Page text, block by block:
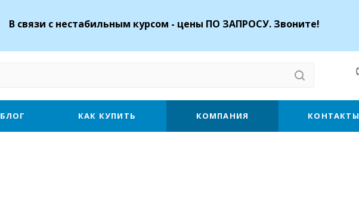
В связи с нестабильным курсом - цены ПО ЗАПРОСУ. Звоните!
БЛОГ КАК КУПИТЬ КОМПАНИЯ КОНТАКТЫ